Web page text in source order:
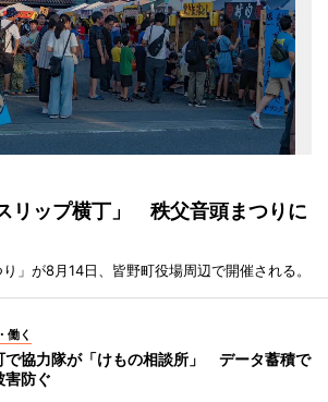
リップ横丁」 秩父音頭まつりに
り」が8月14日、皆野町役場周辺で開催される。
働く
で協力隊が「けもの相談所」 データ蓄積で
害防ぐ